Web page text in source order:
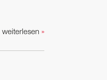
weiterlesen »